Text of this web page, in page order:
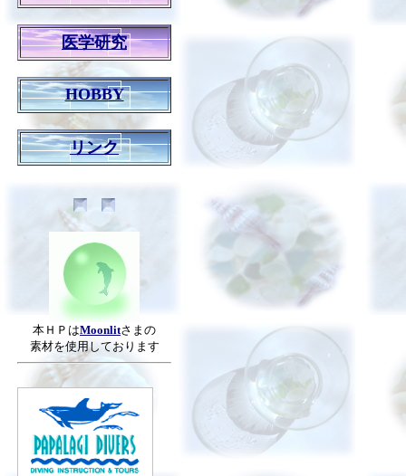
医学研究
HOBBY
リンク
本ＨＰはMoonlitさまの
素材を使用しております